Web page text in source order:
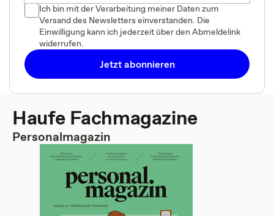
Ich bin mit der Verarbeitung meiner Daten zum
Versand des Newsletters einverstanden. Die
Einwilligung kann ich jederzeit über den Abmeldelink
widerrufen.
Jetzt abonnieren
Haufe Fachmagazine
Personalmagazin